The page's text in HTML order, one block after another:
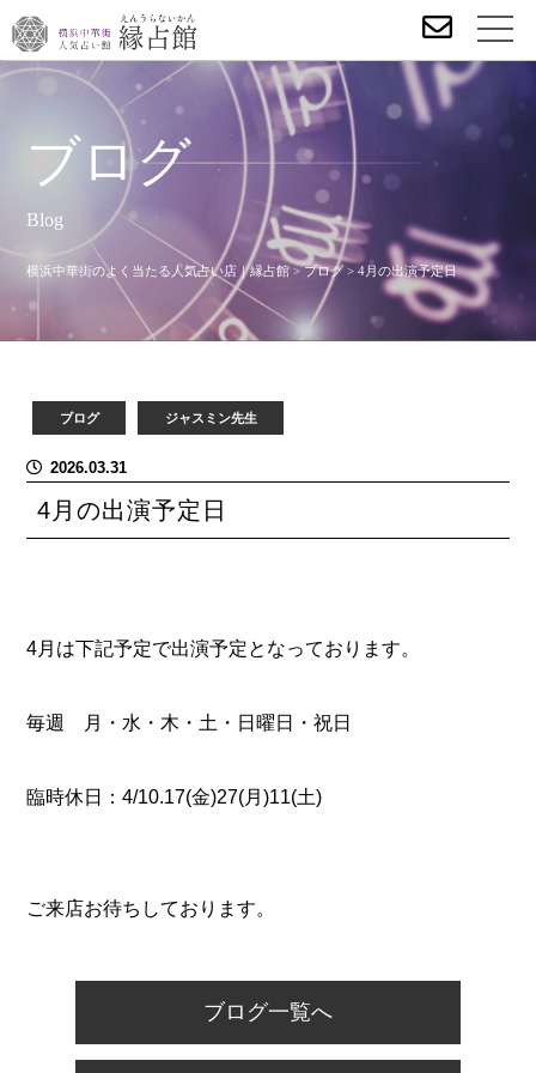
ブログ
Blog
横浜中華街のよく当たる人気占い店｜縁占館 >ブログ>4月の出演予定日
ブログ ジャスミン先生
2026.03.31
4月の出演予定日
4月は下記予定で出演予定となっております。
毎週 月・水・木・土・日曜日・祝日
臨時休日：4/10.17(金)27(月)11(土)
ご来店お待ちしております。
ブログ一覧へ